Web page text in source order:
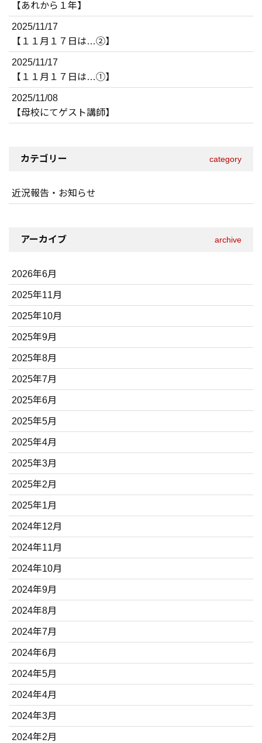
【あれから１年】
2025/11/17
【１１月１７日は…②】
2025/11/17
【１１月１７日は…①】
2025/11/08
【母校にてゲスト講師】
カテゴリー category
近況報告・お知らせ
アーカイブ archive
2026年6月
2025年11月
2025年10月
2025年9月
2025年8月
2025年7月
2025年6月
2025年5月
2025年4月
2025年3月
2025年2月
2025年1月
2024年12月
2024年11月
2024年10月
2024年9月
2024年8月
2024年7月
2024年6月
2024年5月
2024年4月
2024年3月
2024年2月